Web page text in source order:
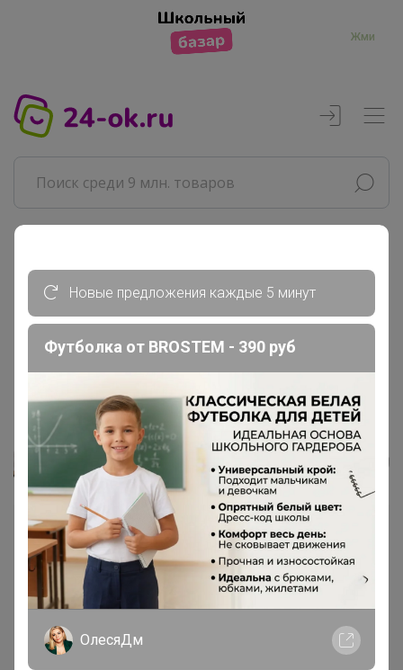
Жми
Главная
Леныра
Полуботинки женские 22СМФ...
Леныра
Новые предложения каждые 5 минут
Футболка от BROSTEM - 390 руб
ОлесяДм